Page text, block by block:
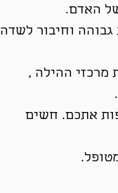
האדם.
וחיבור לשדה
מרכזי ההילה ,
אתכם. חשים